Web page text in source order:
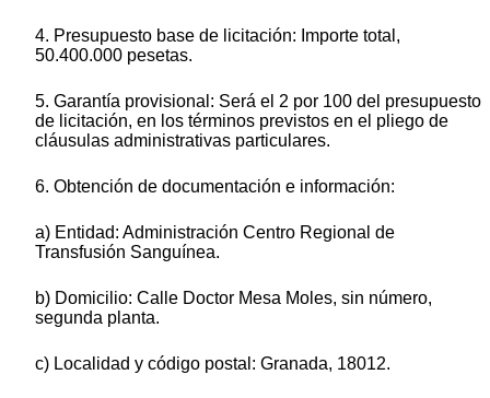
4. Presupuesto base de licitación: Importe total,
50.400.000 pesetas.
5. Garantía provisional: Será el 2 por 100 del presupuesto
de licitación, en los términos previstos en el pliego de
cláusulas administrativas particulares.
6. Obtención de documentación e información:
a) Entidad: Administración Centro Regional de
Transfusión Sanguínea.
b) Domicilio: Calle Doctor Mesa Moles, sin número,
segunda planta.
c) Localidad y código postal: Granada, 18012.